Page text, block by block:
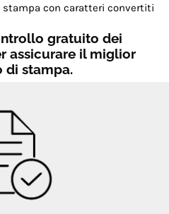
con caratteri convertiti
gratuito dei
assicurare il miglior
di stampa.